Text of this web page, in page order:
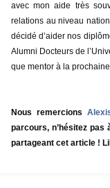
avec mon aide très
relations au niveau
décidé d’aider nos
Alumni Docteurs de
que mentor à la
Nous remercions
parcours, n’hésitez
partageant cet article !